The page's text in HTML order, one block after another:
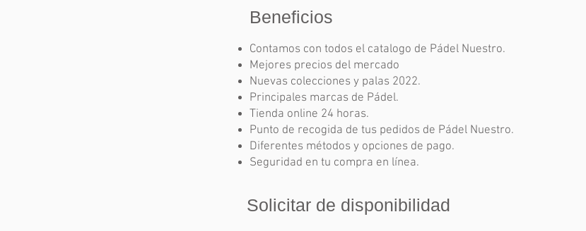
Beneficios
Contamos con todos el catalogo de Pádel Nuestro.
Mejores precios del mercado
Nuevas colecciones y palas 2022.
Principales marcas de Pádel.
Tienda online 24 horas.
Punto de recogida de tus pedidos de Pádel Nuestro.
Diferentes métodos y opciones de pago.
Seguridad en tu compra en línea.
Solicitar de disponibilidad